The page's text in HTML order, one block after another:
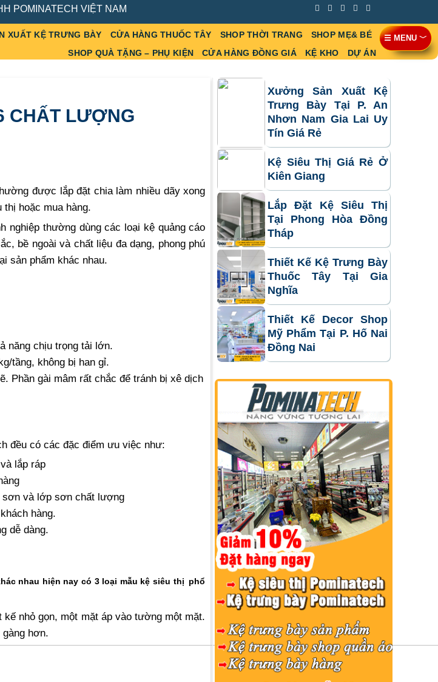
POMINATECH VIỆT NAM
XUẤT KỆ TRƯNG BÀY CỬA HÀNG THUỐC TÂY SHOP THỜI TRANG
SHOP MẸ& BÉ
SHOP QUÀ TẶNG – PHỤ KIỆN
CỬA HÀNG ĐỒNG GIÁ KỆ KHO DỰ ÁN
CHẤT LƯỢNG
được lắp đặt chia làm nhiều dãy xong
hoặc mua hàng.
nghiệp thường dùng các loại kệ quảng cáo
bề ngoài và chất liệu đa dạng, phong phú
sản phẩm khác nhau.
năng chịu trọng tải lớn.
tầng, không bị han gỉ.
Phần gài mâm rất chắc để tránh bị xê dịch
đều có các đặc điểm ưu việc như:
lắp ráp
sơn và lớp sơn chất lượng
hàng.
dễ dàng.
nhau hiện nay có 3 loại mẫu kệ siêu thị phổ
nhỏ gọn, một mặt áp vào tường một mặt.
hơn.
Xưởng Sản Xuất Kệ
Trưng Bày Tại P. An
Nhơn Nam Gia Lai Uy
Tín Giá Rẻ
Kệ Siêu Thị Giá Rẻ Ở
Kiên Giang
Lắp Đặt Kệ Siêu Thị
Tại Phong Hòa Đồng
Tháp
Thiết Kế Kệ Trưng Bày
Thuốc Tây Tại Gia
Nghĩa
Thiết Kế Decor Shop
Mỹ Phẩm Tại P. Hố Nai
Đồng Nai
☰ MENU ﹀